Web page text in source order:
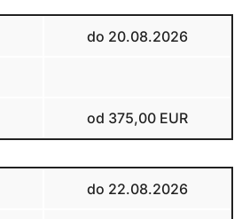
do 20.08.2026
od 375,00 EUR
do 22.08.2026